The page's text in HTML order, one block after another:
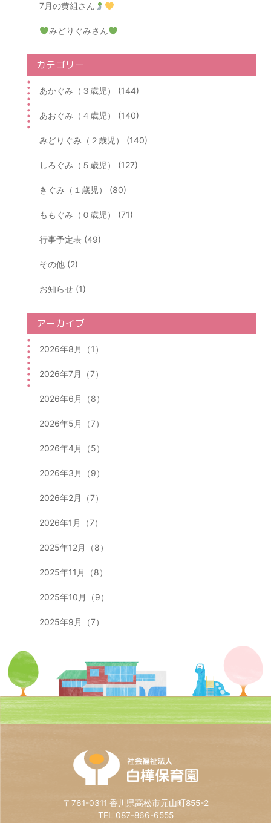
7月の黄組さん
みどりぐみさん
カテゴリー
あかぐみ（３歳児） (144)
あおぐみ（４歳児） (140)
みどりぐみ（２歳児） (140)
しろぐみ（５歳児） (127)
きぐみ（１歳児） (80)
ももぐみ（０歳児） (71)
行事予定表 (49)
その他 (2)
お知らせ (1)
アーカイブ
2026年8月（1）
2026年7月（7）
2026年6月（8）
2026年5月（7）
2026年4月（5）
2026年3月（9）
2026年2月（7）
2026年1月（7）
2025年12月（8）
2025年11月（8）
2025年10月（9）
2025年9月（7）
〒761-0311 香川県高松市元山町855-2
TEL 087-866-6555